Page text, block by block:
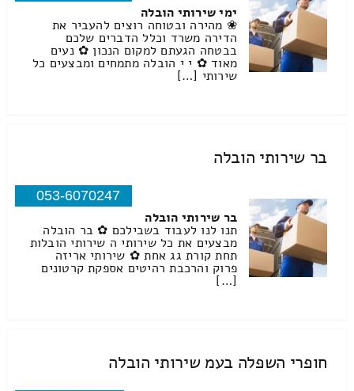
ימי שירותי הובלה
❀ מהירה ובטוחה רוצים להעביר את
הדירה משרד וכלל הדברים שלכם
בבטחה הגעתם למקום הנכון ✿ נעים
מאוד ✿ י י הובלה מתמחים ומבצעים כל
שירותי […]
בר שירותי הובלה
053-6070247
בר שירותי הובלה
תנו לנו לעבוד בשבילכם ✿ בר הובלה
מבצעים את כל שירותי ה שירותי הובלות
תחת קורת גג אחת ✿ שירותי אריזה
פרוק והרכבת רהיטים אספקת קרטונים
[…]
חופרי השפלה בעמ שירותי הובלה